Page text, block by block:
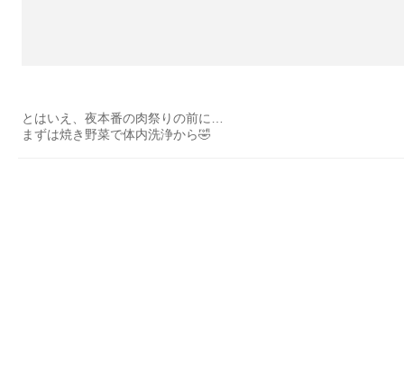
とはいえ、夜本番の肉祭りの前に…
まずは焼き野菜で体内洗浄から🤣